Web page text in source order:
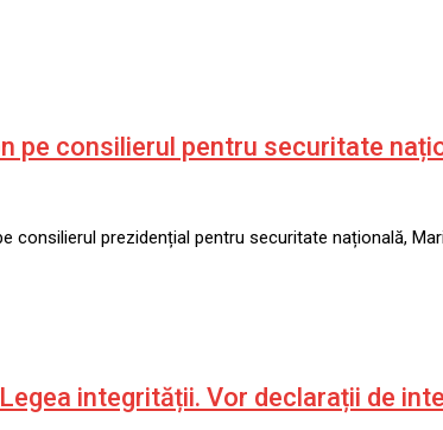
pe consilierul pentru securitate
consilierul prezidențial pentru securitate națională,
integrității. Vor declarații de